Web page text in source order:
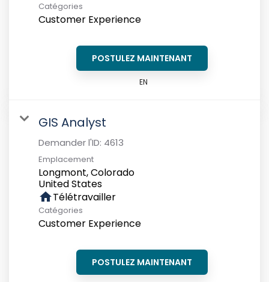
Catégories
Customer Experience
POSTULEZ MAINTENANT
EN
GIS Analyst
Demander l'ID: 4613
Emplacement
Longmont, Colorado
homeTélétravailler
Catégories
Customer Experience
POSTULEZ MAINTENANT